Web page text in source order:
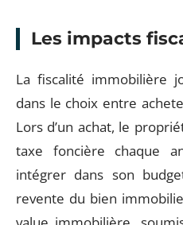
Les impacts
La fiscalité immobilière
dans le choix entre
Lors d’un achat, le
taxe foncière chaque
intégrer dans son
revente du bien